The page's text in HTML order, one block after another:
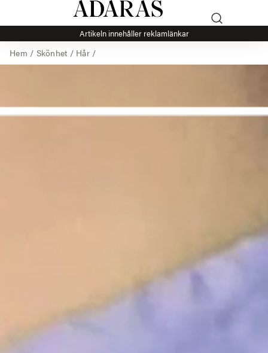
Artikeln innehåller reklamlänkar
Hem / Skönhet/ Hår/